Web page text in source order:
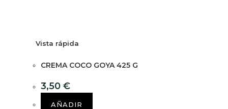
Vista rápida
CREMA COCO GOYA 425 G
3,50 €
AÑADIR